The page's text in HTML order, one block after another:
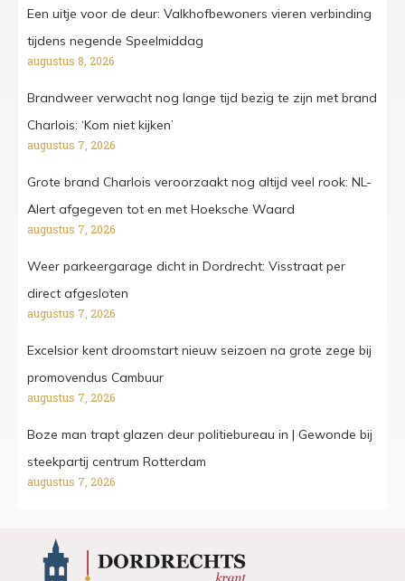
Een uitje voor de deur: Valkhofbewoners vieren verbinding
tijdens negende Speelmiddag
augustus 8, 2026
Brandweer verwacht nog lange tijd bezig te zijn met brand
Charlois: ‘Kom niet kijken’
augustus 7, 2026
Grote brand Charlois veroorzaakt nog altijd veel rook: NL-
Alert afgegeven tot en met Hoeksche Waard
augustus 7, 2026
Weer parkeergarage dicht in Dordrecht: Visstraat per
direct afgesloten
augustus 7, 2026
Excelsior kent droomstart nieuw seizoen na grote zege bij
promovendus Cambuur
augustus 7, 2026
Boze man trapt glazen deur politiebureau in | Gewonde bij
steekpartij centrum Rotterdam
augustus 7, 2026